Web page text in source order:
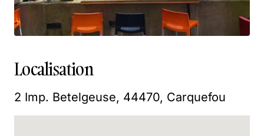
Localisation
2 Imp. Betelgeuse, 44470, Carquefou